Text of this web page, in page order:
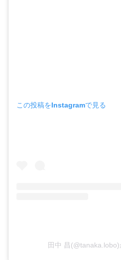
この投稿をInstagramで見る
田中 昌